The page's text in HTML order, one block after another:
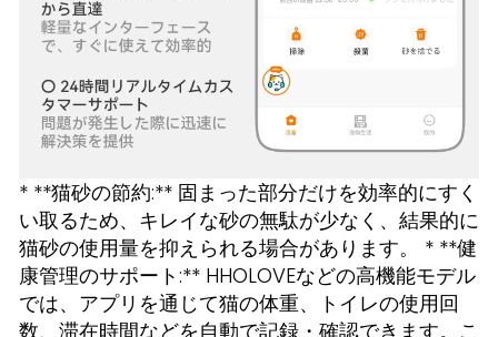
* **猫砂の節約:** 固まった部分だけを効率的にすく
い取るため、キレイな砂の無駄が少なく、結果的に
猫砂の使用量を抑えられる場合があります。 * **健
康管理のサポート:** HHOLOVEなどの高機能モデル
では、アプリを通じて猫の体重、トイレの使用回
数、滞在時間などを自動で記録・確認できます。こ